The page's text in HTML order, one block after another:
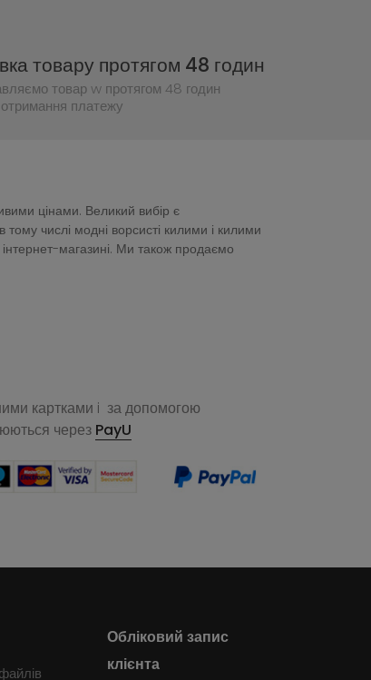
товару протягом 48 годин
товар w протягом 48 годин
платежу
цінами. Великий вибір є
числі модні ворсисті килими і килими
магазині. Ми також продаємо
картками i за допомогою
через PayU
Обліковий запис
клієнта